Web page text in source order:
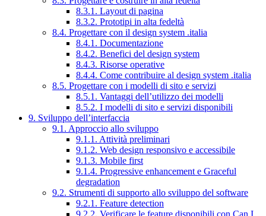
8.3.1. Layout di pagina
8.3.2. Prototipi in alta fedeltà
8.4. Progettare con il design system .italia
8.4.1. Documentazione
8.4.2. Benefici del design system
8.4.3. Risorse operative
8.4.4. Come contribuire al design system .italia
8.5. Progettare con i modelli di sito e servizi
8.5.1. Vantaggi dell’utilizzo dei modelli
8.5.2. I modelli di sito e servizi disponibili
9. Sviluppo dell’interfaccia
9.1. Approccio allo sviluppo
9.1.1. Attività preliminari
9.1.2. Web design responsivo e accessibile
9.1.3. Mobile first
9.1.4. Progressive enhancement e Graceful
degradation
9.2. Strumenti di supporto allo sviluppo del software
9.2.1. Feature detection
9.2.2. Verificare le feature disponibili con Can I